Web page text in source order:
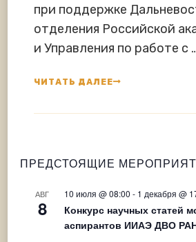
при поддержке
отделения Российской
и Управления по работе с
ЧИТАТЬ ДАЛЕЕ
ПРЕДСТОЯЩИЕ
АВГ
8
10 июля @ 08:00 - 1 декабря @
Конкурс научных статей
аспирантов ИИАЭ ДВО